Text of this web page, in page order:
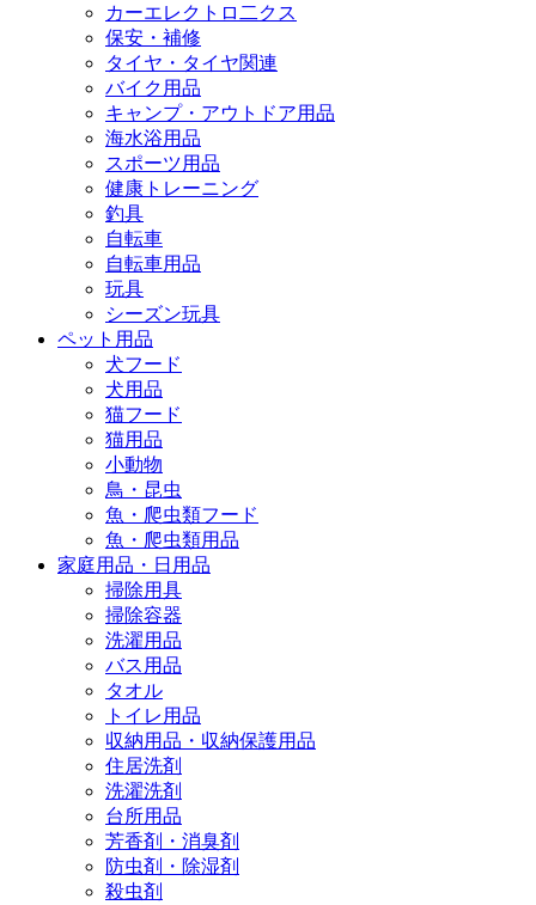
カーエレクトロ二クス
保安・補修
タイヤ・タイヤ関連
バイク用品
キャンプ・アウトドア用品
海水浴用品
スポーツ用品
健康トレーニング
釣具
自転車
自転車用品
玩具
シーズン玩具
ペット用品
犬フード
犬用品
猫フード
猫用品
小動物
鳥・昆虫
魚・爬虫類フード
魚・爬虫類用品
家庭用品・日用品
掃除用具
掃除容器
洗濯用品
バス用品
タオル
トイレ用品
収納用品・収納保護用品
住居洗剤
洗濯洗剤
台所用品
芳香剤・消臭剤
防虫剤・除湿剤
殺虫剤